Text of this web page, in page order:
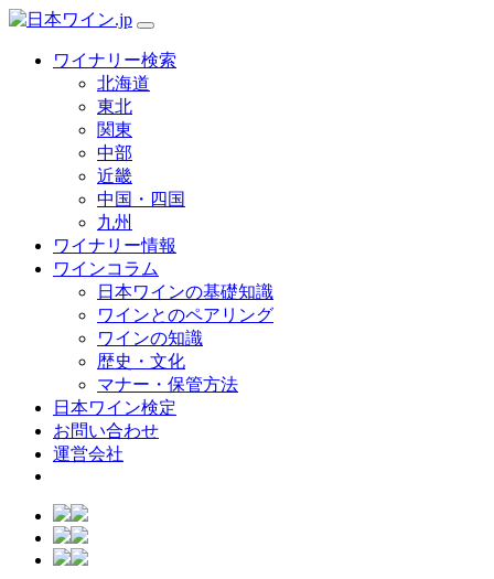
ワイナリー検索
北海道
東北
関東
中部
近畿
中国・四国
九州
ワイナリー情報
ワインコラム
日本ワインの基礎知識
ワインとのペアリング
ワインの知識
歴史・文化
マナー・保管方法
日本ワイン検定
お問い合わせ
運営会社